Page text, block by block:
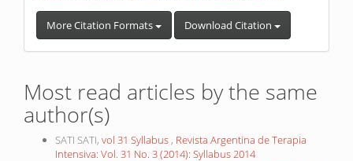
More Citation Formats Download Citation
Most read articles by the same
author(s)
SATI SATI, vol 31 Syllabus , Revista Argentina de Terapia
Intensiva: Vol. 31 No. 3 (2014): Syllabus 2014